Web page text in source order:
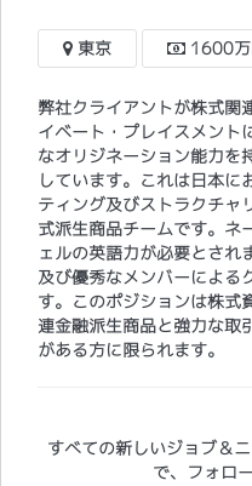
東京 1600
弊社クライアントが株式関
イベート・プレイスメント
なオリジネーション能力を
しています。これは日本に
ティング及びストラクチャ
式派生商品チームです。ネ
ェルの英語力が必要とされ
及び優秀なメンバーによる
す。このポジションは株式
連金融派生商品と強力な取
がある方に限られます。
すべての新しいジョブ＆
で、フォロ